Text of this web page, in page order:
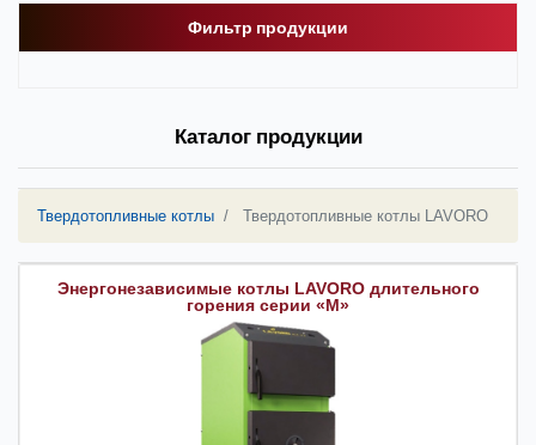
Фильтр продукции
Каталог продукции
Твердотопливные котлы Твердотопливные котлы LAVORO
Энергонезависимые котлы LAVORO длительного
горения серии «M»